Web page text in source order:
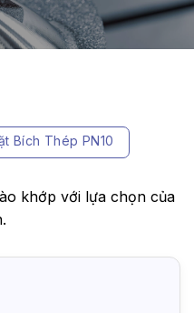
Bích Thép PN10
khớp với lựa chọn của